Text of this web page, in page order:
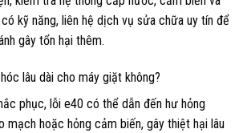
kỹ năng, liên hệ dịch vụ sửa chữa uy tín để
gây tổn hại thêm.
lâu dài cho máy giặt không?
phục, lỗi e40 có thể dẫn đến hư hỏng
mạch hoặc hỏng cảm biến, gây thiệt hại lâu